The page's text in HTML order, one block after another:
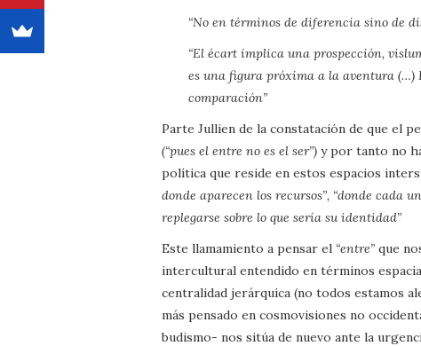
“No en términos de diferencia sino de
“El écart implica una prospección,
es una figura próxima a la aventura (…)
comparación”
Parte Jullien de la constatación de que el
(“pues el entre no es el ser”) y por tanto no
política que reside en estos espacios
donde aparecen los recursos”, “donde cada
replegarse sobre lo que sería su identidad”
Este llamamiento a pensar el “entre” que
intercultural entendido en términos
centralidad jerárquica (no todos estamos
más pensado en cosmovisiones no
budismo- nos sitúa de nuevo ante la